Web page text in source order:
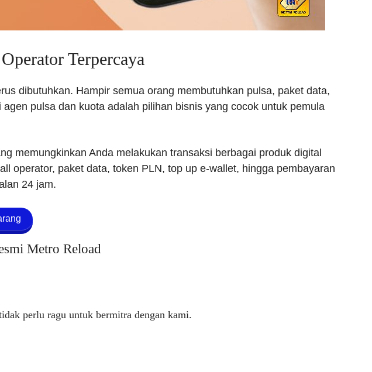
Terpercaya
dibutuhkan. Hampir semua orang membutuhkan pulsa, paket data,
pulsa dan kuota adalah pilihan bisnis yang cocok untuk pemula
memungkinkan Anda melakukan transaksi berbagai produk digital
operator, paket data, token PLN, top up e-wallet, hingga pembayaran
24 jam.
Metro Reload
perlu ragu untuk bermitra dengan kami.